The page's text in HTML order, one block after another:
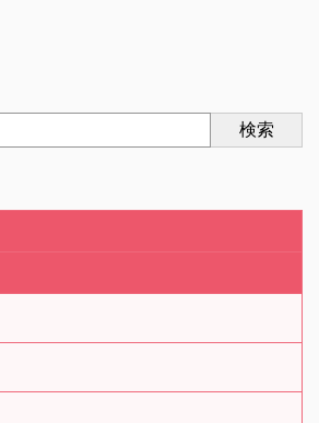
検索